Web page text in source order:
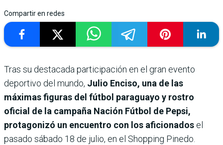
Compartir en redes
Tras su destacada participación en el gran evento
deportivo del mundo, Julio Enciso, una de las
máximas figuras del fútbol paraguayo y rostro
oficial de la campaña Nación Fútbol de Pepsi,
protagonizó un encuentro con los aficionados el
pasado sábado 18 de julio, en el Shopping Pinedo.